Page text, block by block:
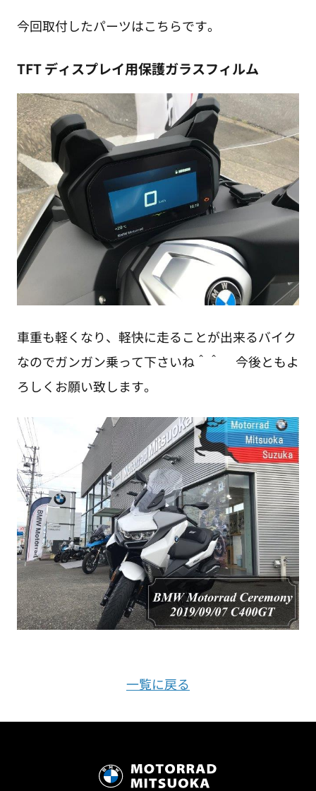
今回取付したパーツはこちらです。
TFT ディスプレイ用保護ガラスフィルム
車重も軽くなり、軽快に走ることが出来るバイク
なのでガンガン乗って下さいね＾＾ 今後ともよ
ろしくお願い致します。
一覧に戻る